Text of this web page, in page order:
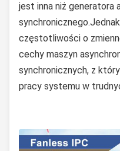
jest inna niż generatora
częstotliwości o
cechy maszyn
synchronicznych, z
pracy systemu w